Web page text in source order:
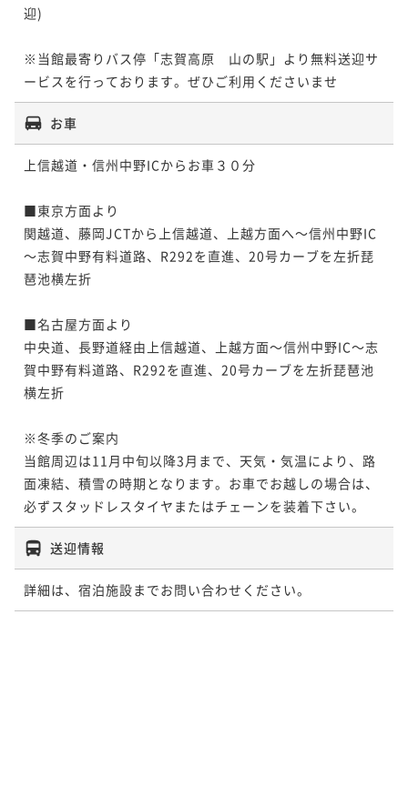
迎)
※当館最寄りバス停「志賀高原　山の駅」より無料送迎サ
ービスを行っております。ぜひご利用くださいませ
お車
上信越道・信州中野ICからお車３０分
■東京方面より
関越道、藤岡JCTから上信越道、上越方面へ～信州中野IC
～志賀中野有料道路、R292を直進、20号カーブを左折琵
琶池横左折
■名古屋方面より
中央道、長野道経由上信越道、上越方面～信州中野IC～志
賀中野有料道路、R292を直進、20号カーブを左折琵琶池
横左折
※冬季のご案内
当館周辺は11月中旬以降3月まで、天気・気温により、路
面凍結、積雪の時期となります。お車でお越しの場合は、
必ずスタッドレスタイヤまたはチェーンを装着下さい。
送迎情報
詳細は、宿泊施設までお問い合わせください。